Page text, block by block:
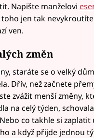
Napište manželovi
toho jen tak
ven.
změn
staráte se o velký
Dřív, než začnete
zvážit menší změny,
na celý týden,
co takhle si zaplatit
a když přijde jednou